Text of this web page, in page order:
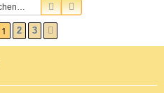
SUCHEERWEITERTE
1 2 3